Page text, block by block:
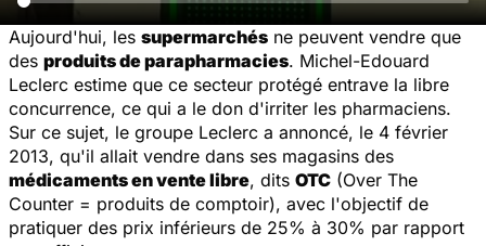
Aujourd'hui, les supermarchés ne peuvent vendre que
des produits de parapharmacies. Michel-Edouard
Leclerc estime que ce secteur protégé entrave la libre
concurrence, ce qui a le don d'irriter les pharmaciens.
Sur ce sujet, le groupe Leclerc a annoncé, le 4 février
2013, qu'il allait vendre dans ses magasins des
médicaments en vente libre, dits OTC (Over The
Counter = produits de comptoir), avec l'objectif de
pratiquer des prix inférieurs de 25% à 30% par rapport